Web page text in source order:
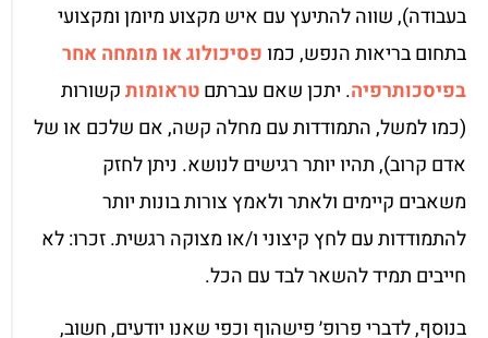
בעבודה), שווה להתיעץ עם איש מקצוע מיומן ומקצועי
בתחום בריאות הנפש, כמופסיכולוג או מומחה אחר
בפיסכותרפיה. יתכן שאם עברתםטראומותקשורות
(כמו למשל, התמודדות עם מחלה קשה, אם שלכם או של
אדם קרוב), תהיו יותר רגישים לנושא. ניתן לחזק
משאבים קיימים ולאתר ולאמץ צורות בונות יותר
להתמודדות עם לחץ קיצוני ו/או מצוקה רגשית. זכרו: לא
חייבים תמיד להשאר לבד עם הכל.
בנוסף, לדברי פרופ׳ פישהוף וכפי שאנו יודעים, חשוב,